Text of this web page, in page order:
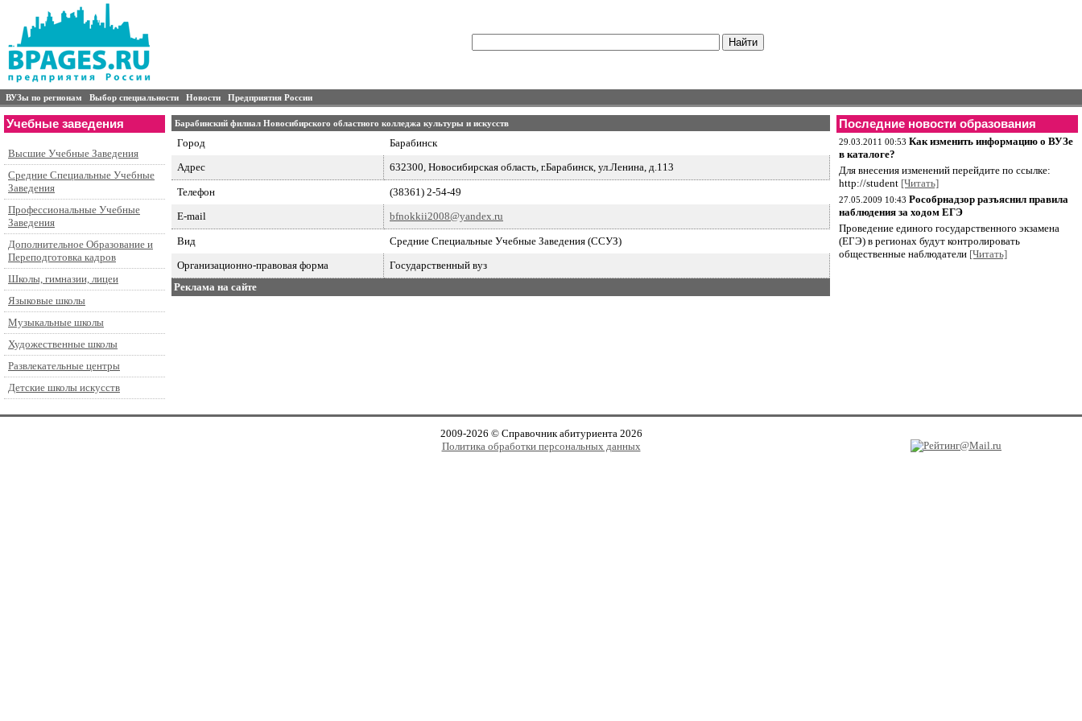
ВУЗы по регионам Выбор специальности Новости Предприятия России
Учебные заведения
Высшие Учебные Заведения
Средние Специальные Учебные
Заведения
Профессиональные Учебные
Заведения
Дополнительное Образование и
Переподготовка кадров
Школы, гимназии, лицеи
Языковые школы
Музыкальные школы
Художественные школы
Развлекательные центры
Детские школы искусств
Барабинский филиал Новосибирского областного колледжа культуры и искусств
Город
Барабинск
Адрес
632300, Новосибирская область, г.Барабинск, ул.Ленина, д.113
Телефон
(38361) 2-54-49
E-mail
bfnokkii2008@yandex.ru
Вид
Средние Специальные Учебные Заведения (ССУЗ)
Организационно-правовая форма
Государственный вуз
Реклама на сайте
Последние новости образования
29.03.2011 00:53 Как изменить информацию о ВУЗе
в каталоге?
Для внесения изменений перейдите по ссылке:
http://student [Читать]
27.05.2009 10:43 Рособрнадзор разъяснил правила
наблюдения за ходом ЕГЭ
Проведение единого государственного экзамена
(ЕГЭ) в регионах будут контролировать
общественные наблюдатели [Читать]
2009-2026 © Справочник абитуриента 2026
Политика обработки персональных данных